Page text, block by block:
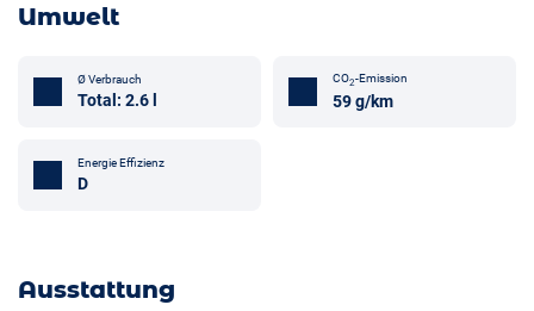
Umwelt
Ø Verbrauch
Total: 2.6 l
CO2-Emission
59 g/km
Energie Effizienz
D
Ausstattung